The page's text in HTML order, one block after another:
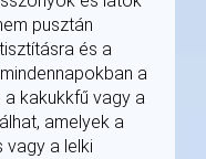
pusztán
és a
a
a kakukkfű vagy a
amelyek a
vagy a lelki